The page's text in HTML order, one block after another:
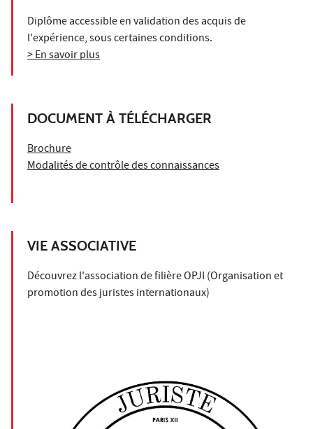
Diplôme accessible en validation des acquis de
l'expérience, sous certaines conditions.
> En savoir plus
DOCUMENT À TÉLÉCHARGER
Brochure
Modalités de contrôle des connaissances
VIE ASSOCIATIVE
Découvrez l'association de filière OPJI (Organisation et
promotion des juristes internationaux)